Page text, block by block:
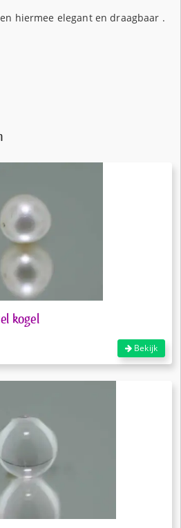
hiermee elegant en draagbaar .
kogel
Bekijk